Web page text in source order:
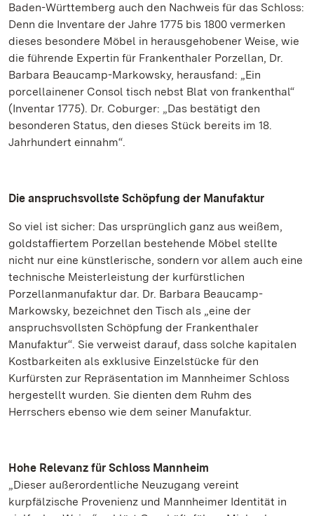
Baden-Württemberg auch den Nachweis für das Schloss:
Denn die Inventare der Jahre 1775 bis 1800 vermerken
dieses besondere Möbel in herausgehobener Weise, wie
die führende Expertin für Frankenthaler Porzellan, Dr.
Barbara Beaucamp-Markowsky, herausfand: „Ein
porcellainener Consol tisch nebst Blat von frankenthal“
(Inventar 1775). Dr. Coburger: „Das bestätigt den
besonderen Status, den dieses Stück bereits im 18.
Jahrhundert einnahm“.
Die anspruchsvollste Schöpfung der Manufaktur
So viel ist sicher: Das ursprünglich ganz aus weißem,
goldstaffiertem Porzellan bestehende Möbel stellte
nicht nur eine künstlerische, sondern vor allem auch eine
technische Meisterleistung der kurfürstlichen
Porzellanmanufaktur dar. Dr. Barbara Beaucamp-
Markowsky, bezeichnet den Tisch als „eine der
anspruchsvollsten Schöpfung der Frankenthaler
Manufaktur“. Sie verweist darauf, dass solche kapitalen
Kostbarkeiten als exklusive Einzelstücke für den
Kurfürsten zur Repräsentation im Mannheimer Schloss
hergestellt wurden. Sie dienten dem Ruhm des
Herrschers ebenso wie dem seiner Manufaktur.
Hohe Relevanz für Schloss Mannheim
„Dieser außerordentliche Neuzugang vereint
kurpfälzische Provenienz und Mannheimer Identität in